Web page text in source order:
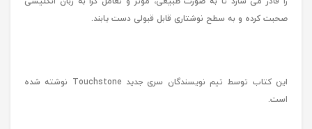
صحبت کرده و به سطح نوشتاری قابل قبولی دست یابند.
این کتاب توسط تیم نویسندگان سری جدید Touchstone نوشته شده
است.